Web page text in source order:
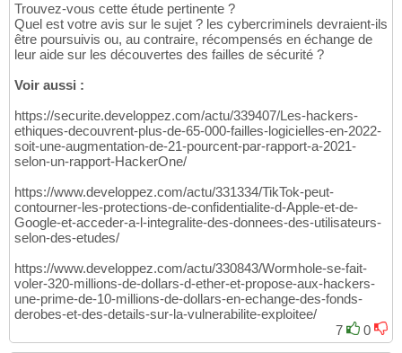
Trouvez-vous cette étude pertinente ?
Quel est votre avis sur le sujet ? les cybercriminels devraient-ils
être poursuivis ou, au contraire, récompensés en échange de
leur aide sur les découvertes des failles de sécurité ?
Voir aussi :
https://securite.developpez.com/actu/339407/Les-hackers-
ethiques-decouvrent-plus-de-65-000-failles-logicielles-en-2022-
soit-une-augmentation-de-21-pourcent-par-rapport-a-2021-
selon-un-rapport-HackerOne/
https://www.developpez.com/actu/331334/TikTok-peut-
contourner-les-protections-de-confidentialite-d-Apple-et-de-
Google-et-acceder-a-l-integralite-des-donnees-des-utilisateurs-
selon-des-etudes/
https://www.developpez.com/actu/330843/Wormhole-se-fait-
voler-320-millions-de-dollars-d-ether-et-propose-aux-hackers-
une-prime-de-10-millions-de-dollars-en-echange-des-fonds-
derobes-et-des-details-sur-la-vulnerabilite-exploitee/
7
0